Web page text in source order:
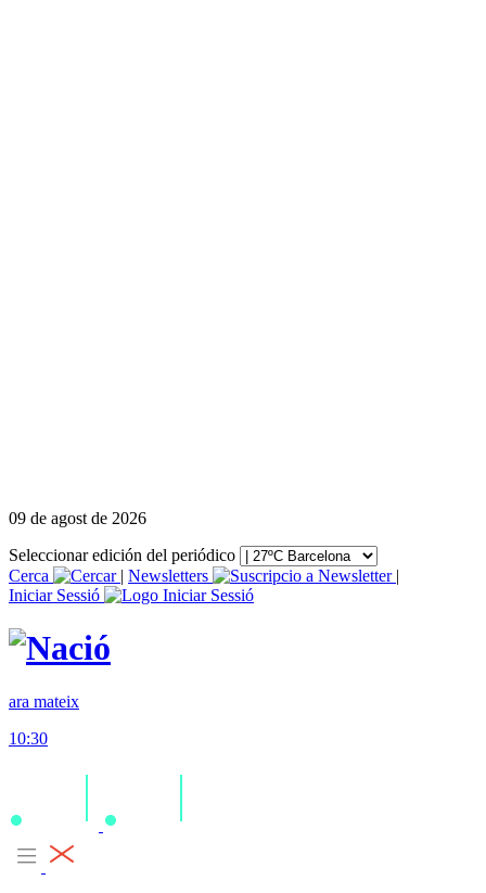
09 de agost de 2026
Seleccionar edición del periódico
Cerca
| Newsletters
|
Iniciar Sessió
ara mateix
10:30